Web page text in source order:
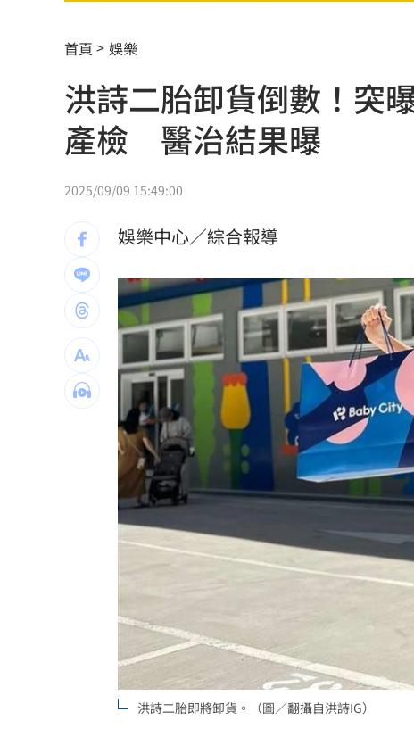
幫忙照顧好銀髮族錢包！台新「3大」防線
獨／訂日本餐廳爽約 他遭簡訊討一萬日
陳鏞基退休誰接班？餅總早替獅隊規劃藍圖
外資大賣407億！「這2檔」成提款機
別想躲在受害者3字後面！她要慈濟給交代
方恩格拿國軍小泡芙作文章 遭1事實打臉
陳韻文復原卡關？餅總：二軍何時投都不
美國撐不住？川普認彈藥吃緊：戰爭快結束
專家曝下週「這兩天」短線反彈要來了
台新新光金控淨零論壇 專家分享永續治理
「料理網紅」肥大叔暴瘦猝逝 住院照片
不副署藍白未來帳戶條例？行政院回應了
台灣彩券開獎直播中
LIVE三立+24小時直播
三立iNEWS新聞台線上直播 18:00
台彩父親節推新刮刮樂千萬頭獎超「爸」氣
首頁 娛樂
洪詩二胎卸貨倒數！突
產檢 醫治結果曝
2025/09/09 15:49:00
娛樂中心／綜合報導
洪詩二胎即將卸貨。（圖／翻攝自洪詩IG）